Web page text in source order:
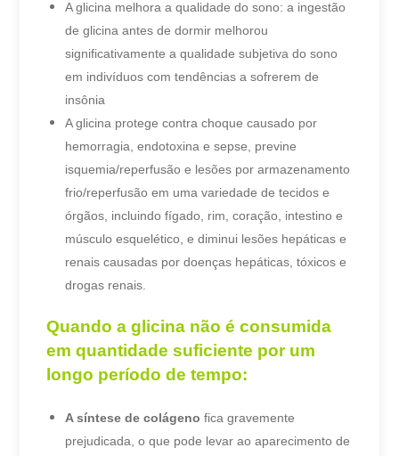
A glicina melhora a qualidade do sono: a ingestão
de glicina antes de dormir melhorou
significativamente a qualidade subjetiva do sono
em indivíduos com tendências a sofrerem de
insônia
A glicina protege contra choque causado por
hemorragia, endotoxina e sepse, previne
isquemia/reperfusão e lesões por armazenamento
frio/reperfusão em uma variedade de tecidos e
órgãos, incluindo fígado, rim, coração, intestino e
músculo esquelético, e diminui lesões hepáticas e
renais causadas por doenças hepáticas, tóxicos e
drogas renais.
Quando a glicina não é consumida
em quantidade suficiente por um
longo período de tempo:
A síntese de colágeno fica gravemente
prejudicada, o que pode levar ao aparecimento de